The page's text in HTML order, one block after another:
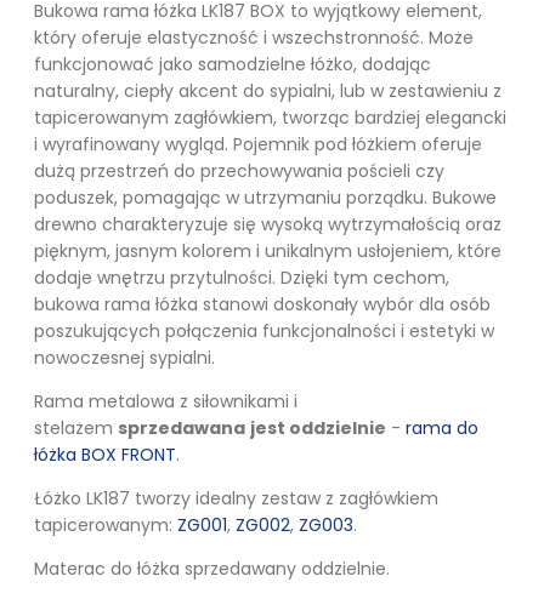
Bukowa rama łóżka LK187 BOX to wyjątkowy element,
który oferuje elastyczność i wszechstronność. Może
funkcjonować jako samodzielne łóżko, dodając
naturalny, ciepły akcent do sypialni, lub w zestawieniu z
tapicerowanym zagłówkiem, tworząc bardziej elegancki
i wyrafinowany wygląd. Pojemnik pod łóżkiem oferuje
dużą przestrzeń do przechowywania pościeli czy
poduszek, pomagając w utrzymaniu porządku. Bukowe
drewno charakteryzuje się wysoką wytrzymałością oraz
pięknym, jasnym kolorem i unikalnym usłojeniem, które
dodaje wnętrzu przytulności. Dzięki tym cechom,
bukowa rama łóżka stanowi doskonały wybór dla osób
poszukujących połączenia funkcjonalności i estetyki w
nowoczesnej sypialni.
Rama metalowa z siłownikami i
stelażem sprzedawana jest oddzielnie - rama do
łóżka BOX FRONT.
Łóżko LK187 tworzy idealny zestaw z zagłówkiem
tapicerowanym: ZG001, ZG002, ZG003.
Materac do łóżka sprzedawany oddzielnie.